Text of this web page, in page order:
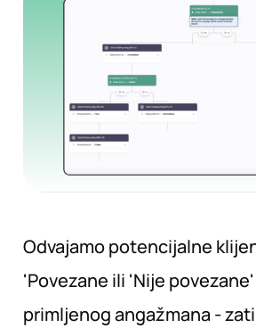
Odvajamo potencijalne
'Povezane ili 'Nije
primljenog angažmana -